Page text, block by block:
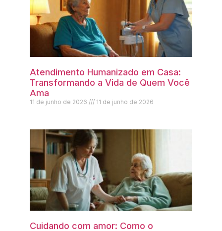
Atendimento Humanizado em Casa:
Transformando a Vida de Quem Você
Ama
11 de junho de 2026 11 de junho de 2026
Cuidando com amor: Como o